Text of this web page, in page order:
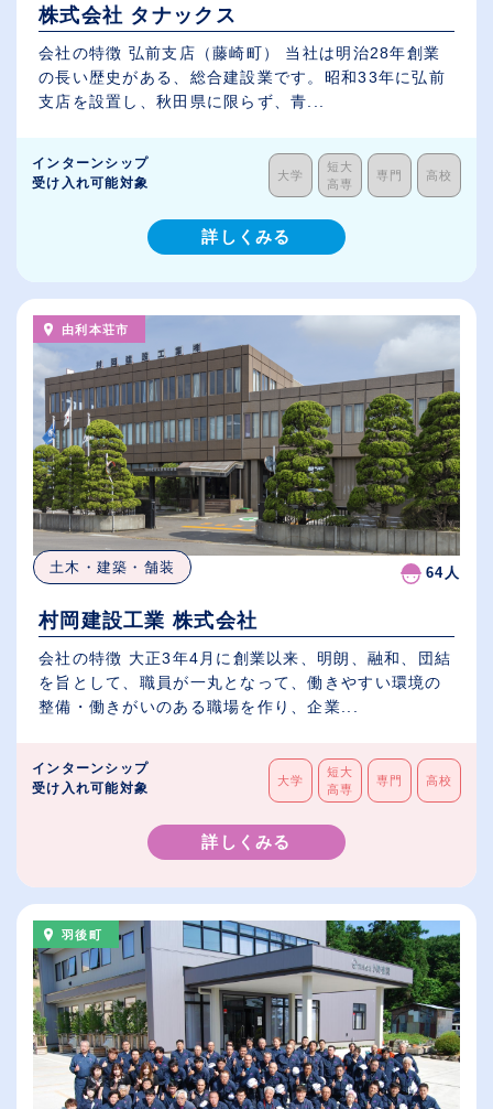
株式会社 タナックス
会社の特徴 弘前支店（藤崎町） 当社は明治28年創業
の長い歴史がある、総合建設業です。昭和33年に弘前
支店を設置し、秋田県に限らず、青...
インターンシップ
受け入れ可能対象
大学
短大
高専
専門 高校
詳しくみる
由利本荘市
土木・建築・舗装 64人
村岡建設工業 株式会社
会社の特徴 大正3年4月に創業以来、明朗、融和、団結
を旨として、職員が一丸となって、働きやすい環境の
整備・働きがいのある職場を作り、企業...
インターンシップ
受け入れ可能対象
大学
短大
高専
専門 高校
詳しくみる
羽後町